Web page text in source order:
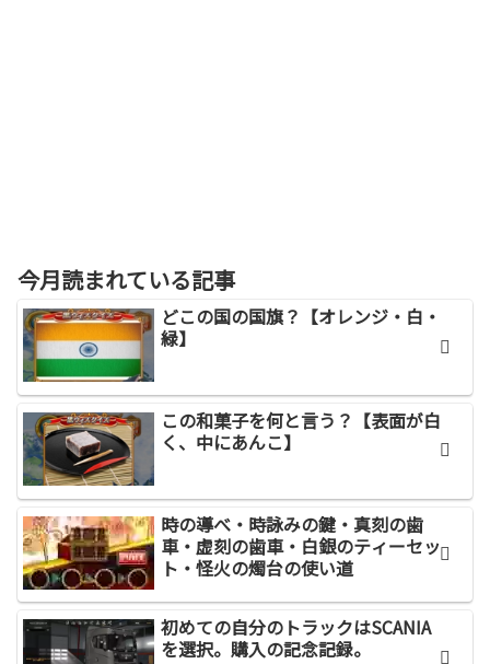
今月読まれている記事
どこの国の国旗？【オレンジ・白・
緑】
この和菓子を何と言う？【表面が白
く、中にあんこ】
時の導べ・時詠みの鍵・真刻の歯
車・虚刻の歯車・白銀のティーセッ
ト・怪火の燭台の使い道
初めての自分のトラックはSCANIA
を選択。購入の記念記録。